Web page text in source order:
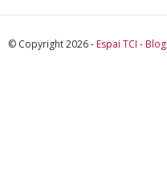
© Copyright 2026 - Espai TCI - Blog